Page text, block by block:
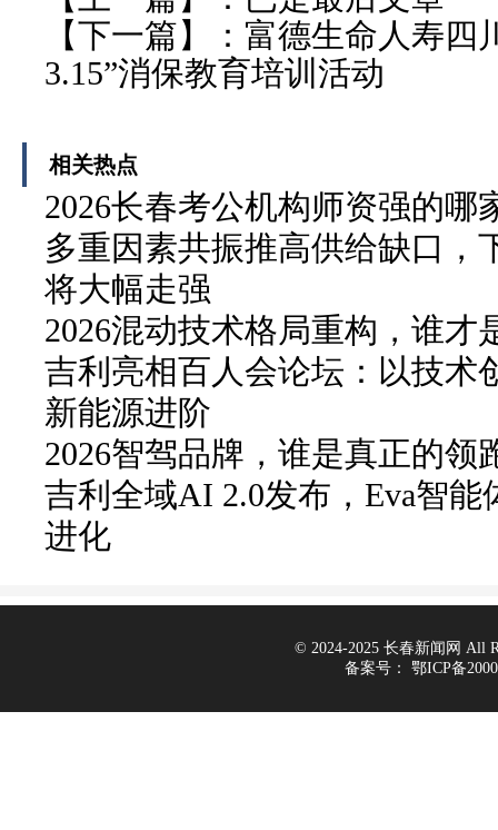
【下一篇】： 富德生命人寿四
3.15”消保教育培训活动
相关热点
2026长春考公机构师资强的哪
多重因素共振推高供给缺口，
将大幅走强
2026混动技术格局重构，谁才
吉利亮相百人会论坛：以技术
新能源进阶
2026智驾品牌，谁是真正的领
吉利全域AI 2.0发布，Eva智
进化
© 2024-2025 长春新闻网 All
备案号：
鄂ICP备